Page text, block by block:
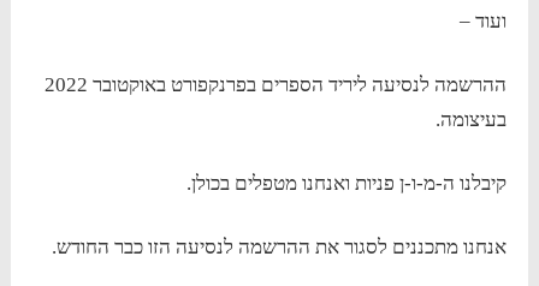
ועוד –
ההרשמה לנסיעה ליריד הספרים בפרנקפורט באוקטובר 2022
בעיצומה.
קיבלנו ה-מ-ו-ן פניות ואנחנו מטפלים בכולן.
אנחנו מתכננים לסגור את ההרשמה לנסיעה הזו כבר החודש.